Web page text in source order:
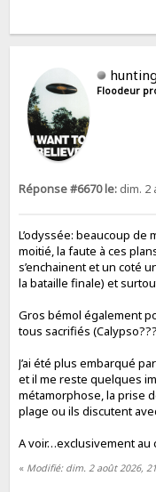
Floodeur
Réponse #6670 le: dim. 2
L’odyssée: beaucoup
moitié, la faute à ces
s’enchainent et un coté
la bataille finale) et
Gros bémol également
tous sacrifiés
J’ai été plus embarqué
et il me reste quelques
métamorphose, la prise
plage ou ils discutent
A voir…exclusivement au
« Modifié: dim. 2 août 2026,